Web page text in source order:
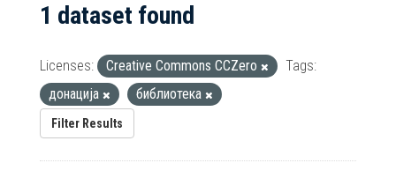
1 dataset found
Licenses: Creative Commons CCZero
Tags:
донација
библиотека
Filter Results